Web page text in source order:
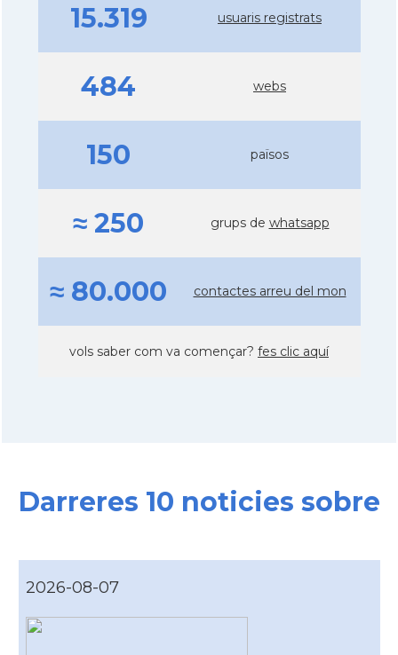
15.319 usuaris registrats
484 webs
150 països
≈ 250 grups de whatsapp
≈ 80.000 contactes arreu del mon
vols saber com va començar? fes clic aquí
Darreres 10 noticies sobre
2026-08-07